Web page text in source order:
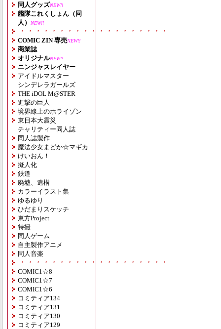
同人グッズNEW!!
艦隊これくしょん（同
人）
NEW!!
・・・・・・・・・・・・・・・・・・・
COMIC ZIN 専売NEW!!
商業誌
オリジナルNEW!!
ニンジャスレイヤー
アイドルマスター
シンデレラガールズ
THE iDOL M@STER
進撃の巨人
境界線上のホライゾン
東日本大震災
チャリティー同人誌
同人誌製作
魔法少女まどか☆マギカ
けいおん！
擬人化
鉄道
廃墟、遺構
カラーイラスト集
ゆるゆり
ひだまりスケッチ
東方Project
特撮
同人ゲーム
自主製作アニメ
同人音楽
・・・・・・・・・・・・・・・・・・・
COMIC1☆8
COMIC1☆7
COMIC1☆6
コミティア134
コミティア131
コミティア130
コミティア129